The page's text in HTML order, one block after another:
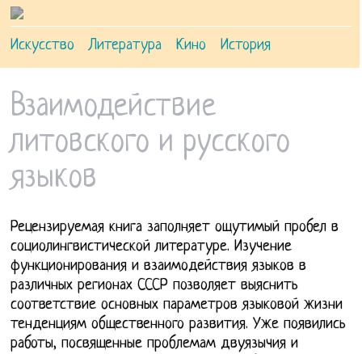
Искусство Литература Кино История
Взаимодействие
литовского и русского
языков
Рецензируемая книга заполняет ощутимый пробел в
социолингвистической литературе. Изучение
функционирования и взаимодействия языков в
различных регионах СССР позволяет выяснить
соответствие основных параметров языковой жизни
тенденциям общественного развития.Уже появились
работы, посвященные проблемам двуязычия и